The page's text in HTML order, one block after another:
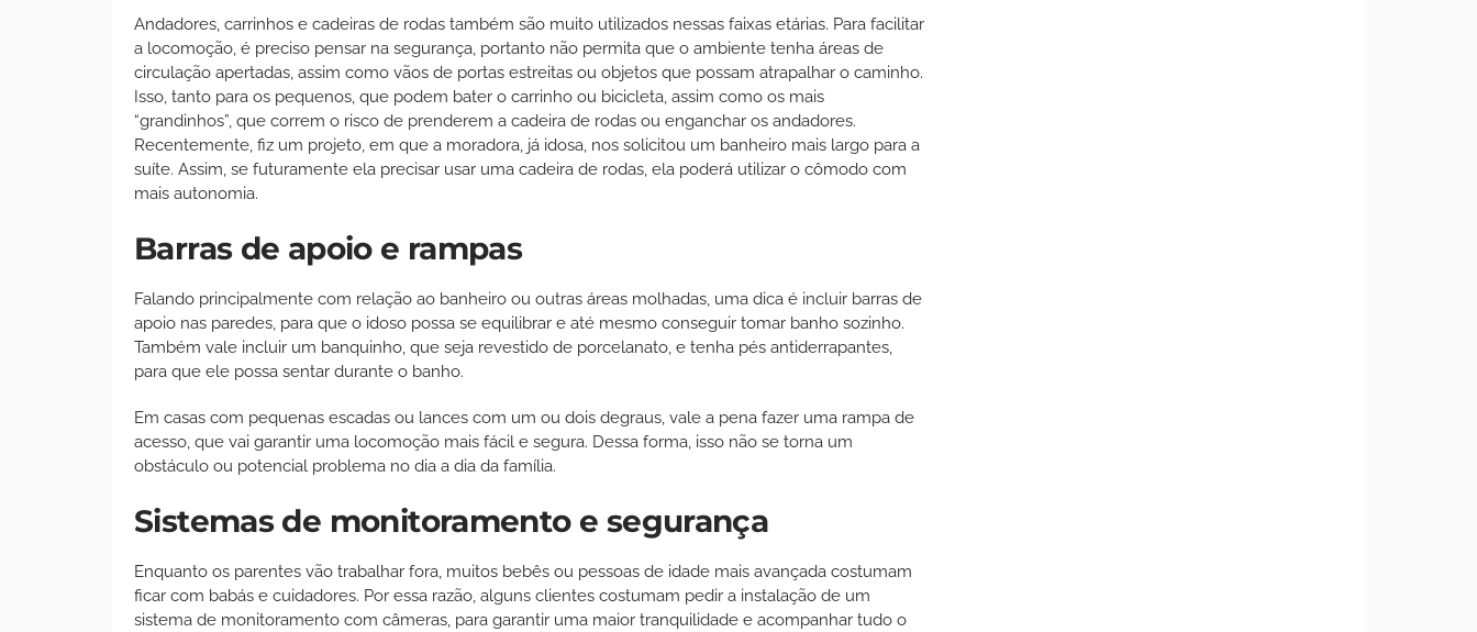
Andadores, carrinhos e cadeiras de rodas também são muito utilizados nessas faixas etárias. Para facilitar
a locomoção, é preciso pensar na segurança, portanto não permita que o ambiente tenha áreas de
circulação apertadas, assim como vãos de portas estreitas ou objetos que possam atrapalhar o caminho.
Isso, tanto para os pequenos, que podem bater o carrinho ou bicicleta, assim como os mais
“grandinhos”, que correm o risco de prenderem a cadeira de rodas ou enganchar os andadores.
Recentemente, fiz um projeto, em que a moradora, já idosa, nos solicitou um banheiro mais largo para a
suíte. Assim, se futuramente ela precisar usar uma cadeira de rodas, ela poderá utilizar o cômodo com
mais autonomia.
Barras de apoio e rampas
Falando principalmente com relação ao banheiro ou outras áreas molhadas, uma dica é incluir barras de
apoio nas paredes, para que o idoso possa se equilibrar e até mesmo conseguir tomar banho sozinho.
Também vale incluir um banquinho, que seja revestido de porcelanato, e tenha pés antiderrapantes,
para que ele possa sentar durante o banho.
Em casas com pequenas escadas ou lances com um ou dois degraus, vale a pena fazer uma rampa de
acesso, que vai garantir uma locomoção mais fácil e segura. Dessa forma, isso não se torna um
obstáculo ou potencial problema no dia a dia da família.
Sistemas de monitoramento e segurança
Enquanto os parentes vão trabalhar fora, muitos bebês ou pessoas de idade mais avançada costumam
ficar com babás e cuidadores. Por essa razão, alguns clientes costumam pedir a instalação de um
sistema de monitoramento com câmeras, para garantir uma maior tranquilidade e acompanhar tudo o